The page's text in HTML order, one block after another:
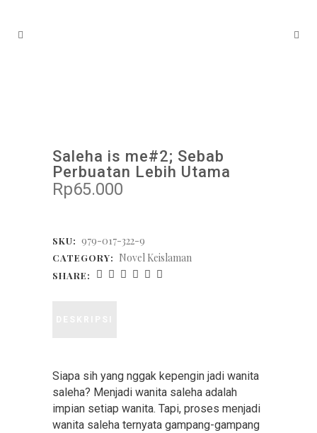
Saleha is me#2; Sebab
Perbuatan Lebih Utama
Rp65.000
SKU: 979-017-322-9
CATEGORY: Novel Keislaman
SHARE:
Siapa sih yang nggak kepengin jadi wanita
saleha? Menjadi wanita saleha adalah
impian setiap wanita. Tapi, proses menjadi
wanita saleha ternyata gampang-gampang